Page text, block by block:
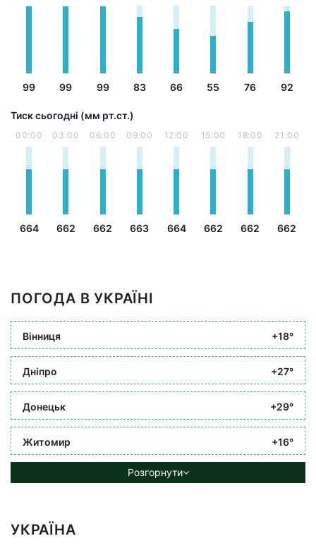
99 99 99 83 66 55 76 92
Тиск сьогодні (мм рт.ст.)
00:00
664
03:00
662
06:00
662
09:00
663
12:00
664
15:00
662
18:00
662
21:00
662
ПОГОДА В УКРАЇНІ
Вінниця +18°
Дніпро +27°
Донецьк +29°
Житомир +16°
Розгорнути
УКРАЇНА